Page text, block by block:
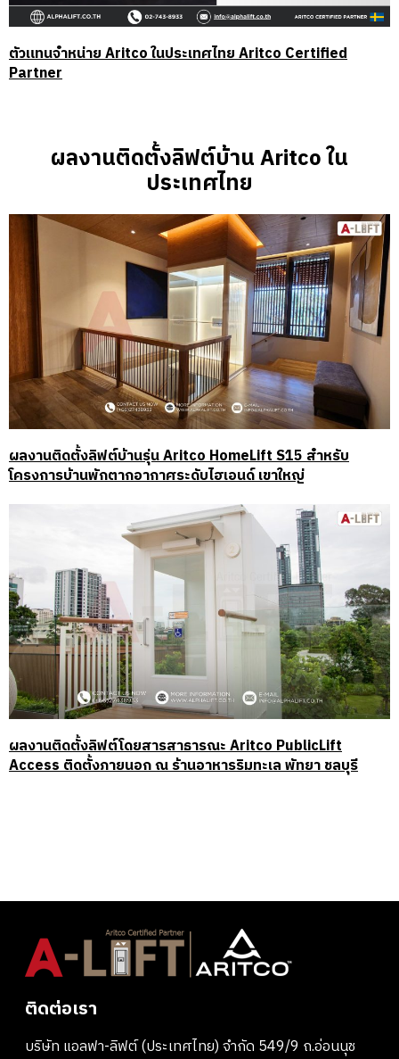
ตัวแทนจำหน่าย Aritco ในประเทศไทย Aritco Certified
Partner
ผลงานติดตั้งลิฟต์บ้าน Aritco ใน
ประเทศไทย
ผลงานติดตั้งลิฟต์บ้านรุ่น Aritco HomeLift S15 สำหรับ
โครงการบ้านพักตากอากาศระดับไฮเอนด์ เขาใหญ่
ผลงานติดตั้งลิฟต์โดยสารสาธารณะ Aritco PublicLift
Access ติดตั้งภายนอก ณ ร้านอาหารริมทะเล พัทยา ชลบุรี
ติดต่อเรา
บริษัท แอลฟา-ลิฟต์ (ประเทศไทย) จำกัด 549/9 ถ.อ่อนนุช